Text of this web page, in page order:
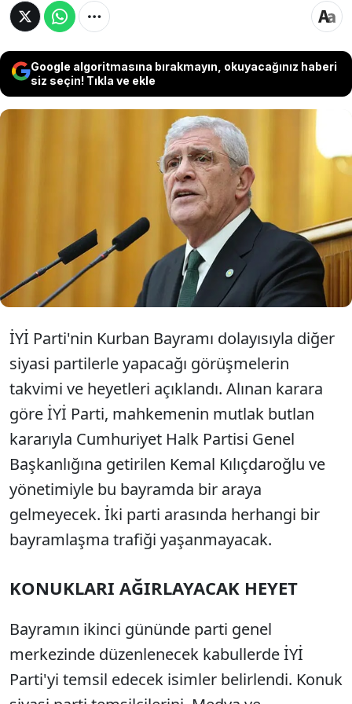
Google algoritmasına bırakmayın, okuyacağınız haberi
siz seçin! Tıkla ve ekle
İYİ Parti'nin Kurban Bayramı programı
netleşti. Bayramın ikinci günü
gerçekleştirilecek partiler arası ziyaretlerde
İYİ Parti, Kemal Kılıçdaroğlu liderliğindeki
Cumhuriyet Halk Partisi ile bayramlaşmama
kararı aldı.
İYİ Parti'nin Kurban Bayramı dolayısıyla diğer
siyasi partilerle yapacağı görüşmelerin
takvimi ve heyetleri açıklandı. Alınan karara
göre İYİ Parti, mahkemenin mutlak butlan
kararıyla Cumhuriyet Halk Partisi Genel
Başkanlığına getirilen Kemal Kılıçdaroğlu ve
yönetimiyle bu bayramda bir araya
gelmeyecek. İki parti arasında herhangi bir
bayramlaşma trafiği yaşanmayacak.
KONUKLARI AĞIRLAYACAK HEYET
Bayramın ikinci gününde parti genel
merkezinde düzenlenecek kabullerde İYİ
Parti'yi temsil edecek isimler belirlendi. Konuk